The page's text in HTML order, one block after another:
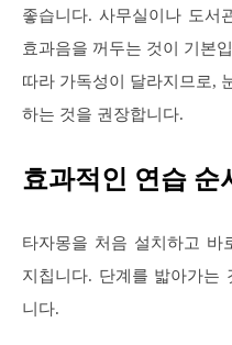
좋습니다. 사무실이나 도서
효과음을 꺼두는 것이 기본
따라 가독성이 달라지므로,
하는 것을 권장합니다.
효과적인 연습 순
타자몽을 처음 설치하고
지칩니다. 단계를 밟아가는
니다.